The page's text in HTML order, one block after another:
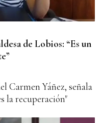
de Lobios: “Es un
Carmen Yáñez, señala
la recuperación"